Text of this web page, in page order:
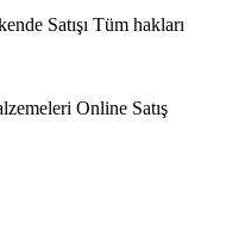
Satışı Tüm hakları